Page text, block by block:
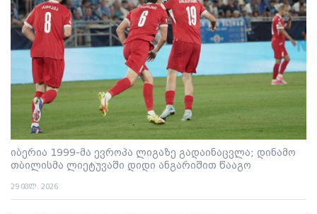
იბერია 1999-მა ევროპა ლიგაზე გადაინაცვლა; დინამო
თბილისმა ლიეტუვაში დიდი ანგარიშით წააგო
29 ივლ. 2026